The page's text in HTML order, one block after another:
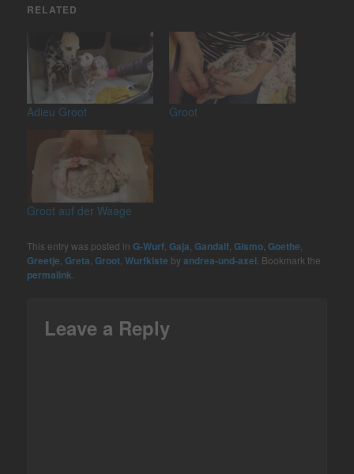
RELATED
Adieu Groot Groot
Groot auf der Waage
This entry was posted inG-Wurf ,Gaja ,Gandalf ,Gismo ,Goethe
Greetje ,Greta ,Groot ,Wurfkiste byandrea-und-axel . Bookmark the
permalink
Leave a Reply